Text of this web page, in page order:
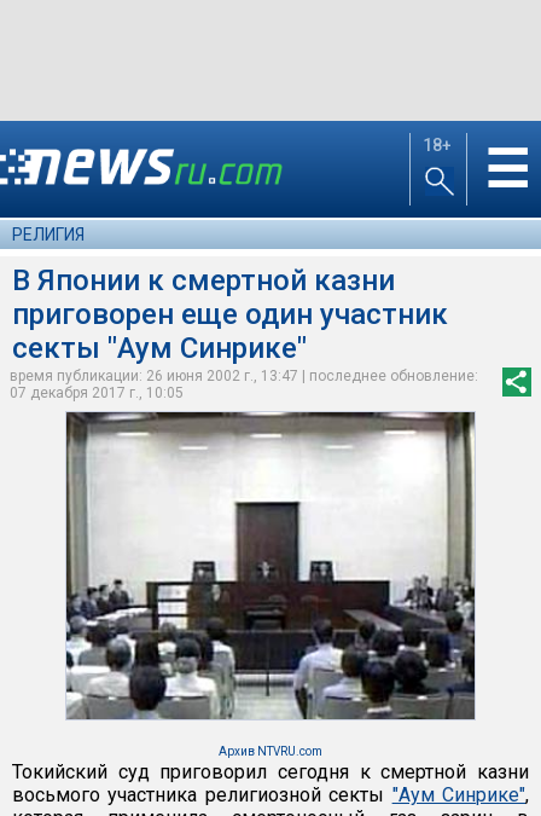
18+ ☰
РЕЛИГИЯ
В Японии к смертной казни
приговорен еще один участник
секты "Аум Синрике"
время публикации: 26 июня 2002 г., 13:47 | последнее обновление:
07 декабря 2017 г., 10:05
Архив NTVRU.com
Токийский суд приговорил сегодня к смертной казни
восьмого участника религиозной секты "Аум Синрике",